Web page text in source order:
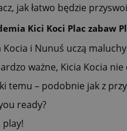
jak łatwo będzie
Kici Koci Plac zabaw
Kocia i Nunuś uczą
ważne, Kicia Kocia
temu – podobnie jak z
ready?
play!